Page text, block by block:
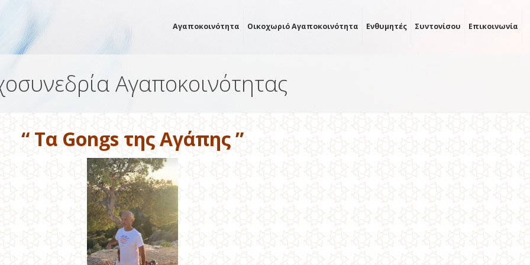
Αγαποκοινότητα Οικοχωριό Αγαποκοινότητα Ενθυμητές Συντονίσου Επικοινωνία
Αγαποκοινότητας
“ Τα Gongs της Αγάπης ”